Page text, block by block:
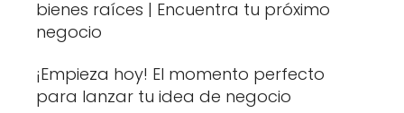
bienes raíces | Encuentra tu próximo
negocio
¡Empieza hoy! El momento perfecto
para lanzar tu idea de negocio